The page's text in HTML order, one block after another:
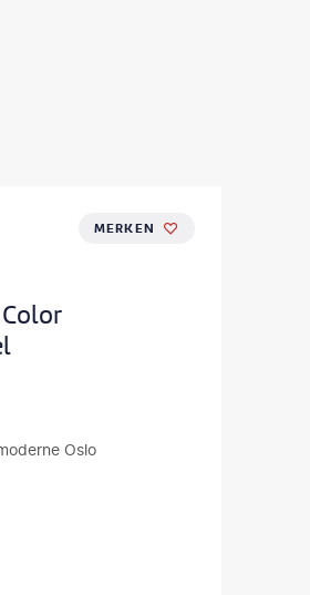
MERKEN
Oslo